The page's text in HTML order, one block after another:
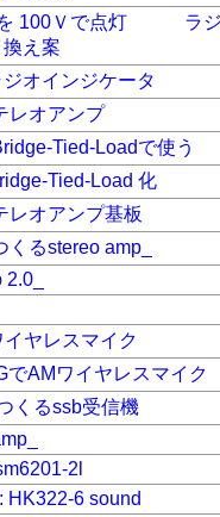
100Ｖで点灯 ラジ
え案
オインジケータ
レオアンプ
Tied-Loadで使う
Tied-Load 化
レオアンプ基板
くるstereo amp_
ヤレスマイク
でAMワイヤレスマイク
くるssb受信機
2l
HK322-6 sound